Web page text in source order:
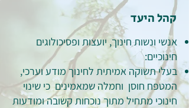
קהל היעד
אנשי ונשות חינוך, יועצות ופסיכולוגים
חינוכיים:
בעלי תשוקה אמיתית לחינוך מודע וערכי,
המטפח חוסן וחמלה שמאמינים כי שינוי
חינוכי מתחיל מתוך נוכחות קשובה ומודעות